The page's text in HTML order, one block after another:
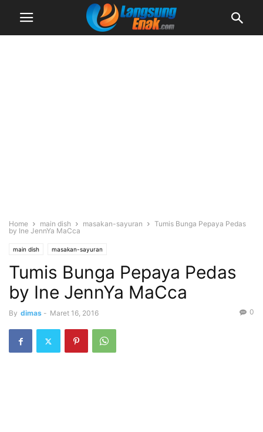
Home main dish masakan-sayuran
Tumis Bunga Pepaya Pedas
by Ine JennYa MaCca
main dish masakan-sayuran
Tumis Bunga Pepaya Pedas
by Ine JennYa MaCca
By dimas - Maret 16, 2016 0